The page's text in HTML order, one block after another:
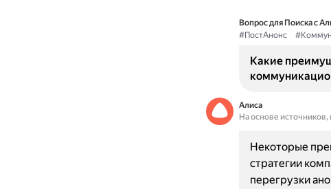
Вопрос для Поиска с
#ПостАнонс
Какие
Алиса
На основе
Некоторые
стратегии
перегрузки